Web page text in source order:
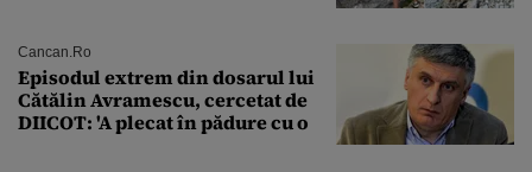
Cancan.ro
Episodul extrem din dosarul lui
Cătălin Avramescu, cercetat de
DIICOT: 'A plecat în pădure cu o